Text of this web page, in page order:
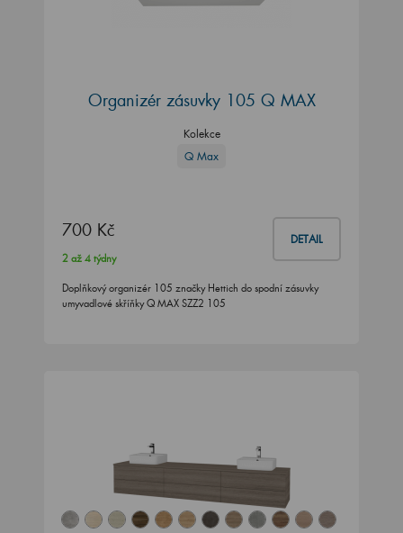
Organizér zásuvky 105 Q MAX
Kolekce
Q Max
700 Kč DETAIL
2 až 4 týdny
Doplňkový organizér 105 značky Hettich do spodní zásuvky
umyvadlové skříňky Q MAX SZZ2 105